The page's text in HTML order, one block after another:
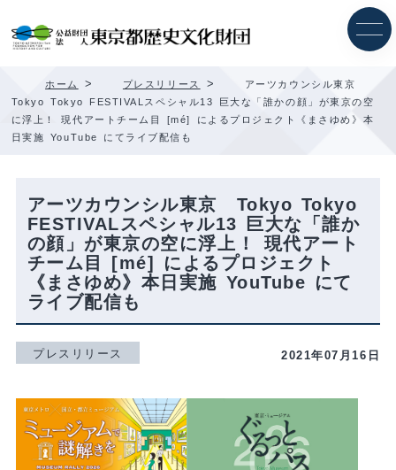
ッ
ホーム > プレスリリース >
アーツカウンシル東京
Tokyo Tokyo FESTIVALスペシャル13 巨大な「誰かの顔」が東京の空
に浮上！ 現代アートチーム目 [mé] によるプロジェクト《まさゆめ》本
日実施 YouTube にてライブ配信も
アーツカウンシル東京 Tokyo Tokyo
FESTIVALスペシャル13 巨大な「誰か
の顔」が東京の空に浮上！ 現代アート
チーム目 [mé] によるプロジェクト
《まさゆめ》本日実施 YouTube にて
ライブ配信も
プレスリリース 2021年07月16日